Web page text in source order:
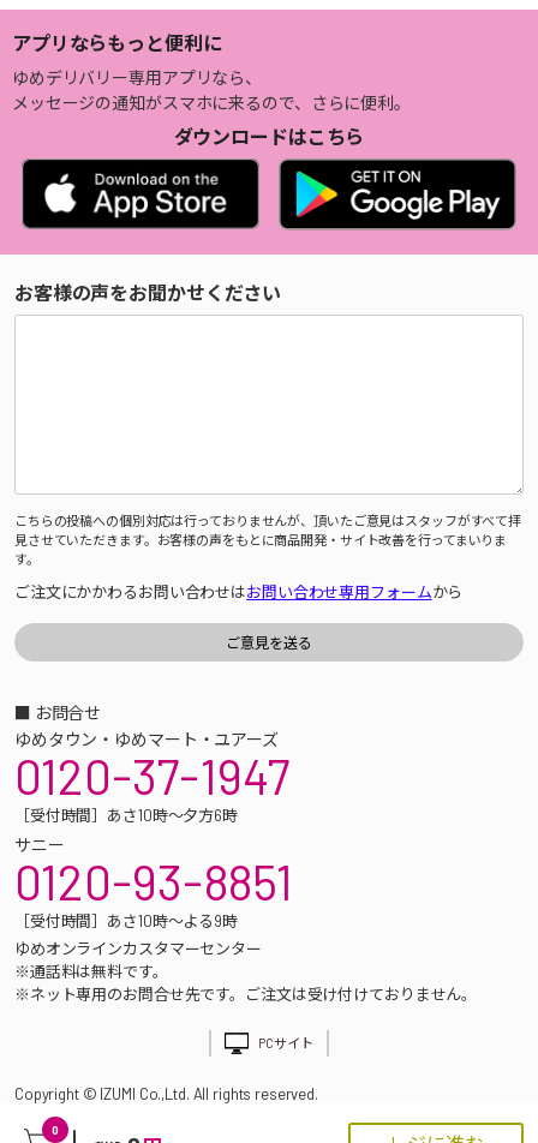
0
アプリならもっと便利に
ゆめデリバリー専用アプリなら、
メッセージの通知がスマホに来るので、さらに便利。
ダウンロードはこちら
お客様の声をお聞かせください
こちらの投稿への個別対応は行っておりませんが、頂いたご意見はスタッフがすべて拝
見させていただきます。お客様の声をもとに商品開発・サイト改善を行ってまいりま
す。
ご注文にかかわるお問い合わせはお問い合わせ専用フォームから
■ お問合せ
ゆめタウン・ゆめマート・ユアーズ
0120-37-1947
［受付時間］あさ10時～夕方6時
サニー
0120-93-8851
［受付時間］あさ10時～よる9時
ゆめオンラインカスタマーセンター
※通話料は無料です。
※ネット専用のお問合せ先です。ご注文は受け付けておりません。
PCサイト
Copyright © IZUMI Co.,Ltd. All rights reserved.